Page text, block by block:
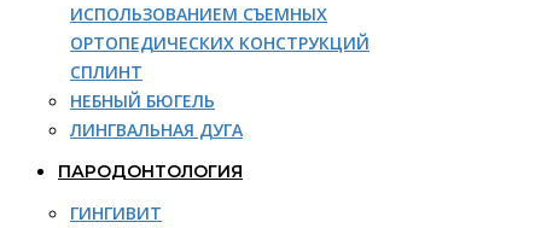
ИСПОЛЬЗОВАНИЕМ СЪЕМНЫХ
ОРТОПЕДИЧЕСКИХ КОНСТРУКЦИЙ
СПЛИНТ
НЕБНЫЙ БЮГЕЛЬ
ЛИНГВАЛЬНАЯ ДУГА
ПАРОДОНТОЛОГИЯ
ГИНГИВИТ